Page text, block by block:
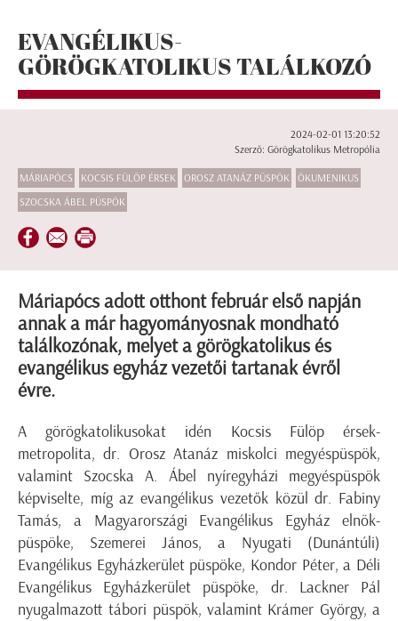
EVANGÉLIKUS-
GÖRÖGKATOLIKUS TALÁLKOZÓ
2024-02-01 13:20:52
Szerző: Görögkatolikus Metropólia
MÁRIAPÓCS KOCSIS FÜLÖP ÉRSEK OROSZ ATANÁZ PÜSPÖK
ÖKUMENIKUS
SZOCSKA ÁBEL PÜSPÖK
Máriapócs adott otthont február első napján
annak a már hagyományosnak mondható
találkozónak, melyet a görögkatolikus és
evangélikus egyház vezetői tartanak évről
évre.
A görögkatolikusokat idén Kocsis Fülöp érsek-
metropolita, dr. Orosz Atanáz miskolci megyéspüspök,
valamint Szocska A. Ábel nyíregyházi megyéspüspök
képviselte, míg az evangélikus vezetők közül dr. Fabiny
Tamás, a Magyarországi Evangélikus Egyház elnök-
püspöke, Szemerei János, a Nyugati (Dunántúli)
Evangélikus Egyházkerület püspöke, Kondor Péter, a Déli
Evangélikus Egyházkerület püspöke, dr. Lackner Pál
nyugalmazott tábori püspök, valamint Krámer György, a